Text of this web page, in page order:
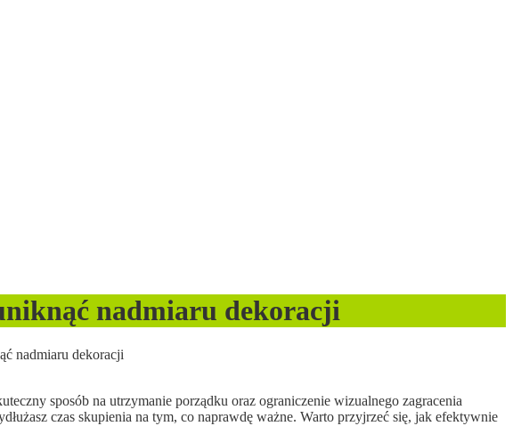
nadmiaru dekoracji
nadmiaru dekoracji
sposób na utrzymanie porządku oraz ograniczenie wizualnego zagracenia
czas skupienia na tym, co naprawdę ważne. Warto przyjrzeć się, jak efektywnie